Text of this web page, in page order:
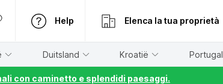
Help Elenca la tua proprietà
Duitsland Kroatië Portugal
con caminetto e splendidi paesaggi.